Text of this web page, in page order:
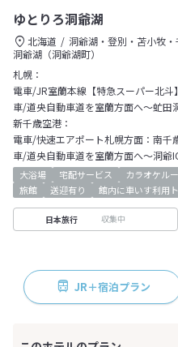
ゆとりろ洞爺湖
北海道
洞爺湖・登別・苫小牧・
洞爺湖（洞爺湖町）
札幌：
電車/JR室蘭本線【特急スーパー北
車/道央自動車道を室蘭方面へ～虻田
新千歳空港：
電車/快速エアポート札幌方面：南千
車/道央自動車道を室蘭方面へ～洞爺
大浴場 宅配サービス カラオケル
旅館
送迎有り 館内に車いす利用
日本旅行 収集中
JR＋宿泊プラン